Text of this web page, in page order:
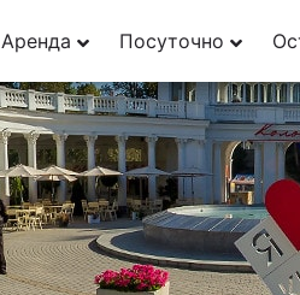
Аренда Посуточно